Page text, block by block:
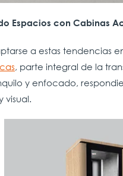
Espacios con Cabinas
a estas tendencias
, parte integral de la
y enfocado,